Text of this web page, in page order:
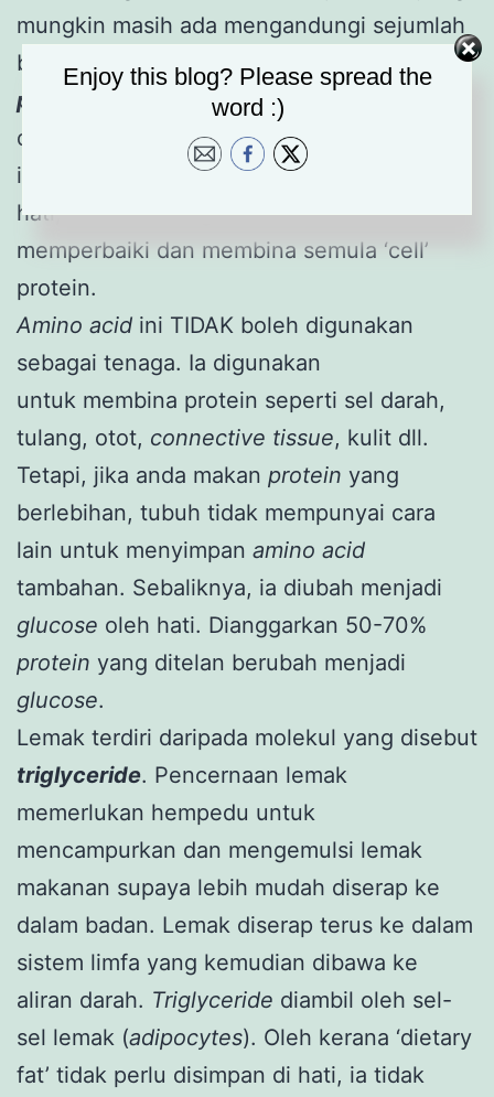
mungkin masih ada mengandungi sejumlah
besar protein, lemak, dan serat.
Dietary
protein
terdiri daripada komponen yang
disebut
amino aciddan semasa pencernaan
ia dipecah menjadi ‘amino acid’ kecil ke
hati, di mana ia digunakan untuk
memperbaiki dan membina semula ‘cell’
protein.
Amino acid ini TIDAK boleh digunakan
sebagai tenaga. Ia digunakan
untuk membina protein seperti sel darah,
tulang, otot, connective tissue, kulit dll.
Tetapi, jika anda makan protein yang
berlebihan, tubuh tidak mempunyai cara
lain untuk menyimpan amino acid
tambahan. Sebaliknya, ia diubah menjadi
glucose oleh hati. Dianggarkan 50-70%
protein yang ditelan berubah menjadi
glucose.
Lemak terdiri daripada molekul yang disebut
triglyceride. Pencernaan lemak
memerlukan hempedu untuk
mencampurkan dan mengemulsi lemak
makanan supaya lebih mudah diserap ke
dalam badan. Lemak diserap terus ke dalam
sistem limfa yang kemudian dibawa ke
aliran darah. Triglyceride diambil oleh sel-
sel lemak (adipocytes). Oleh kerana ‘dietary
fat’ tidak perlu disimpan di hati, ia tidak
Enjoy this blog? Please spread the
word :)